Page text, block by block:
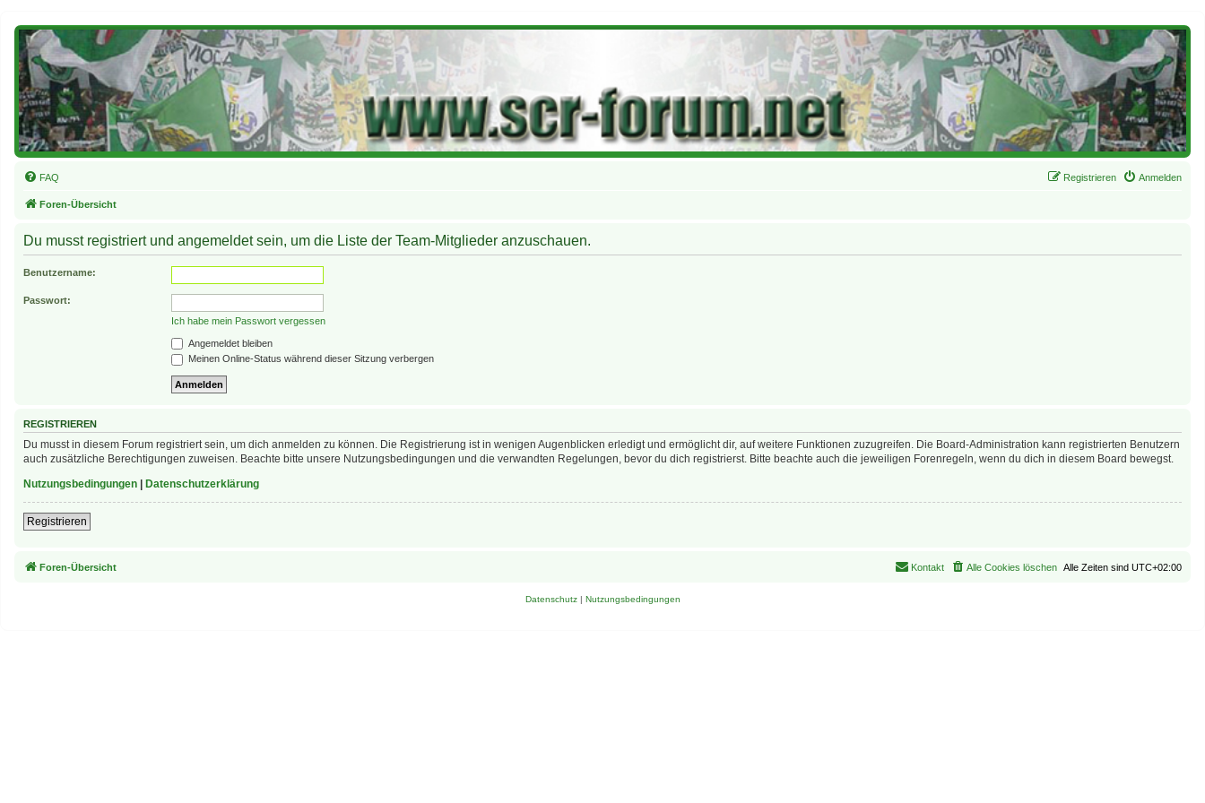
FAQ Anmelden
Registrieren
Foren-Übersicht
Du musst registriert und angemeldet sein, um die Liste der Team-Mitglieder anzuschauen.
Benutzername:
Passwort:
Ich habe mein Passwort vergessen
Angemeldet bleiben
Meinen Online-Status während dieser Sitzung verbergen
REGISTRIEREN
Du musst in diesem Forum registriert sein, um dich anmelden zu können. Die Registrierung ist in wenigen Augenblicken erledigt und ermöglicht dir, auf weitere Funktionen zuzugreifen. Die Board-Administration kann registrierten Benutzern
auch zusätzliche Berechtigungen zuweisen. Beachte bitte unsere Nutzungsbedingungen und die verwandten Regelungen, bevor du dich registrierst. Bitte beachte auch die jeweiligen Forenregeln, wenn du dich in diesem Board bewegst.
Nutzungsbedingungen
Datenschutzerklärung
Registrieren
Foren-Übersicht Alle Zeiten sind UTC+02:00
Alle Cookies löschen
Kontakt
Datenschutz| Nutzungsbedingungen